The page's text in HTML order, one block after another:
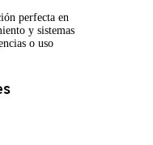
perfecta en
y sistemas
o uso